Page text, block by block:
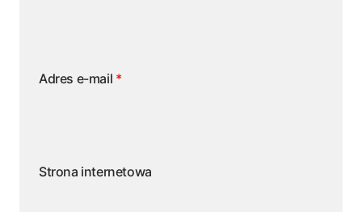
Adres e-mail *
Strona internetowa